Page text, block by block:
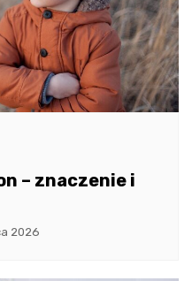
– znaczenie i
2026